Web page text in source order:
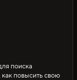
поиска
как повысить свою